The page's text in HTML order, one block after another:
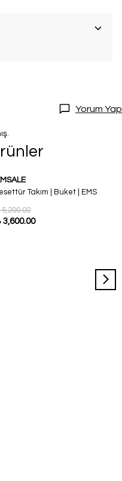
Yorum Yap
Takım | Buket | EMS
5,200.00
3,600.00